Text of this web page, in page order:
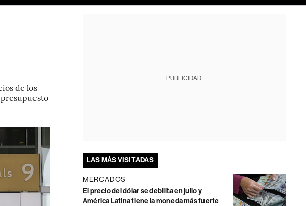
de los
PUBLICIDAD
LAS MÁS VISITADAS
MERCADOS
El precio del dólar se debilita en julio y
América Latina tiene la moneda más fuerte